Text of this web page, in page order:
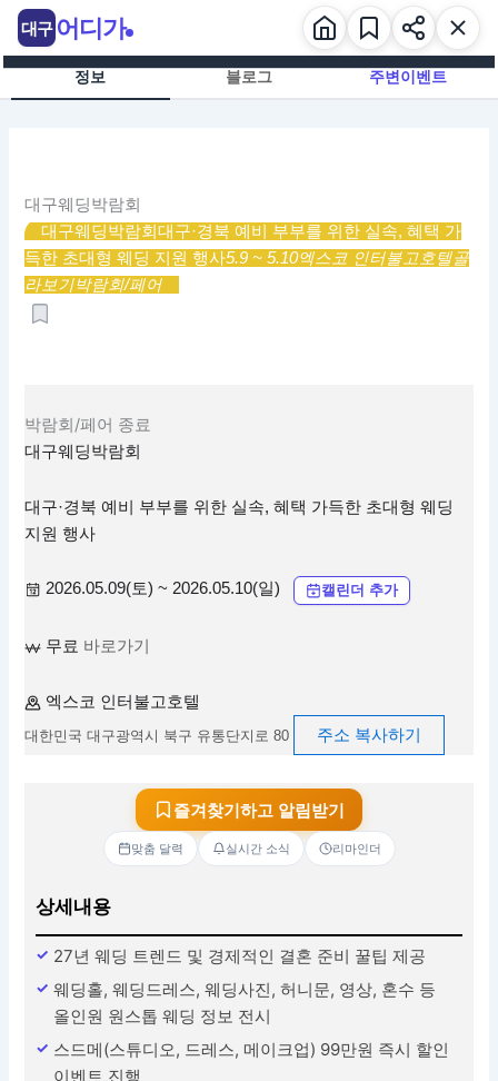
츠
정보 블로그 주변이벤트
대구웨딩박람회
대구웨딩박람회대구·경북 예비 부부를 위한 실속, 혜택 가
득한 초대형 웨딩 지원 행사5.9 ~ 5.10엑스코 인터불고호텔골
라보기박람회/페어
박람회/페어 종료
대구웨딩박람회
대구·경북 예비 부부를 위한 실속, 혜택 가득한 초대형 웨딩
지원 행사
2026.05.09(토) ~ 2026.05.10(일) 캘린더 추가
무료 바로가기
엑스코 인터불고호텔
대한민국 대구광역시 북구 유통단지로 80 주소 복사하기
즐겨찾기하고 알림받기
맞춤 달력 실시간 소식 리마인더
상세내용
27년 웨딩 트렌드 및 경제적인 결혼 준비 꿀팁 제공
웨딩홀, 웨딩드레스, 웨딩사진, 허니문, 영상, 혼수 등
올인원 원스톱 웨딩 정보 전시
스드메(스튜디오, 드레스, 메이크업) 99만원 즉시 할인
이벤트 진행
대구 어디가